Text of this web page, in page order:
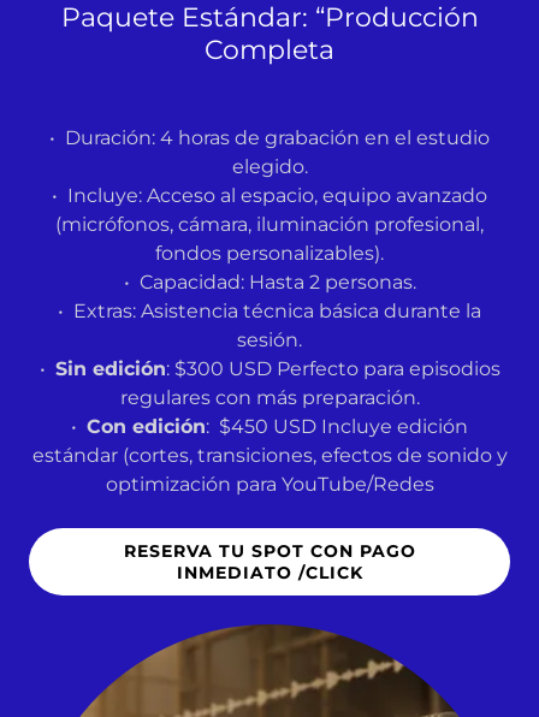
Paquete Estándar: “Producción
Completa
• Duración: 4 horas de grabación en el estudio
elegido.
• Incluye: Acceso al espacio, equipo avanzado
(micrófonos, cámara, iluminación profesional,
fondos personalizables).
• Capacidad: Hasta 2 personas.
• Extras: Asistencia técnica básica durante la
sesión.
• Sin edición: $300 USD Perfecto para episodios
regulares con más preparación.
• Con edición: $450 USD Incluye edición
estándar (cortes, transiciones, efectos de sonido y
optimización para YouTube/Redes
RESERVA TU SPOT CON PAGO
INMEDIATO /CLICK